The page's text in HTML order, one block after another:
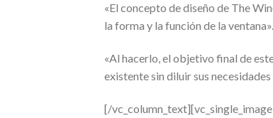
«El concepto de diseño de The
la forma y la función de la ventana».
«Al hacerlo, el objetivo final de
existente sin diluir sus necesidades
[/